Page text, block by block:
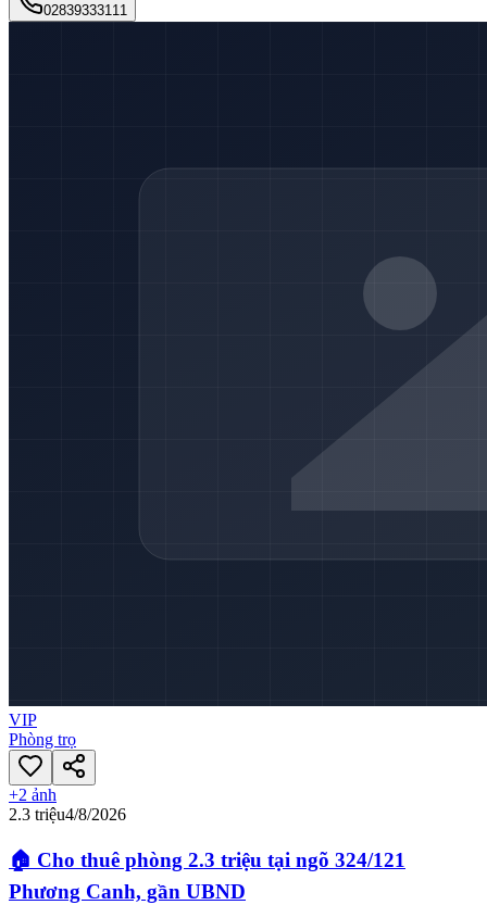
02839333111
VIP
Phòng trọ
+2 ảnh
2.3 triệu4/8/2026
🏠 Cho thuê phòng 2.3 triệu tại ngõ 324/121
Phương Canh, gần UBND